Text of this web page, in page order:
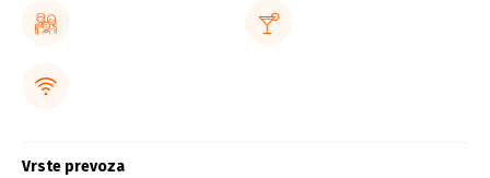
Vrste prevoza